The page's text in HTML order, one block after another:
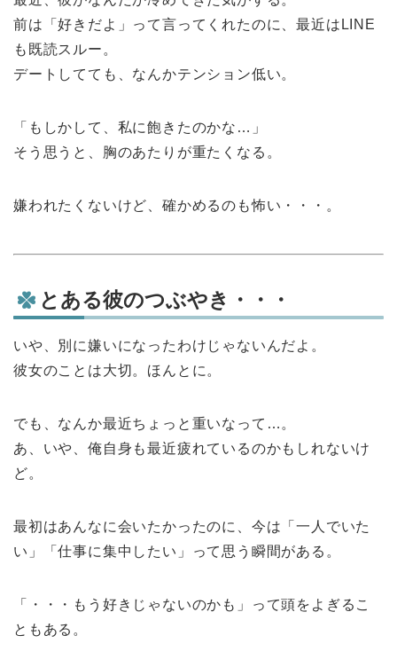
前は「好きだよ」って言ってくれたのに、最近はLINE
も既読スルー。
デートしてても、なんかテンション低い。
「もしかして、私に飽きたのかな…」
そう思うと、胸のあたりが重たくなる。
嫌われたくないけど、確かめるのも怖い・・・。
とある彼のつぶやき・・・
いや、別に嫌いになったわけじゃないんだよ。
彼女のことは大切。ほんとに。
でも、なんか最近ちょっと重いなって…。
あ、いや、俺自身も最近疲れているのかもしれないけ
ど。
最初はあんなに会いたかったのに、今は「一人でいた
い」「仕事に集中したい」って思う瞬間がある。
「・・・もう好きじゃないのかも」って頭をよぎるこ
ともある。